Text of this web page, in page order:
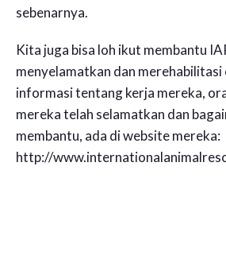
sebenarnya.
Kita juga bisa loh ikut membantu
menyelamatkan dan merehabilitasi
informasi tentang kerja mereka,
mereka telah selamatkan dan
membantu, ada di website mereka:
http://